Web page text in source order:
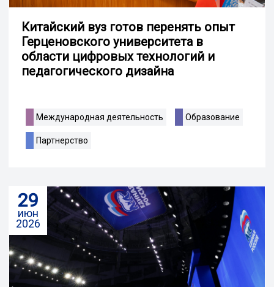
Китайский вуз готов перенять опыт
Герценовского университета в
области цифровых технологий и
педагогического дизайна
Международная деятельность Образование
Партнерство
29
июн
2026